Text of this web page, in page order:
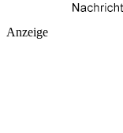
Anzeige